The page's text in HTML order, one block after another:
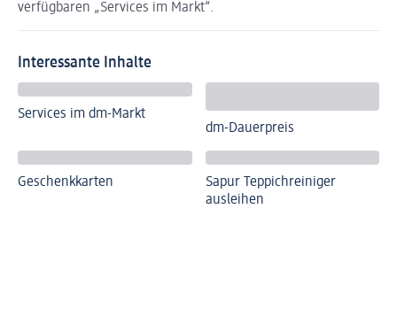
verfügbaren „Services im Markt“.
Interessante Inhalte
Services im dm-Markt
dm-Dauerpreis
Geschenkkarten
Sapur Teppichreiniger
ausleihen